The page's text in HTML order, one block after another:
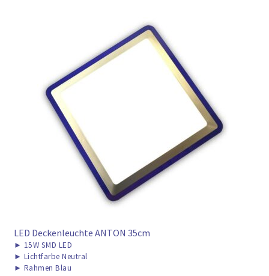
LED Deckenleuchte ANTON 35cm
► 15W SMD LED
► Lichtfarbe Neutral
► Rahmen Blau